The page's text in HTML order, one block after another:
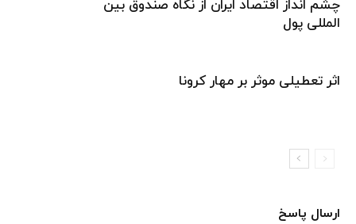
چشم انداز اقتصاد ایران از نگاه صندوق بین
المللی پول
اثر تعطیلی موثر بر مهار کرونا
ارسال پاسخ